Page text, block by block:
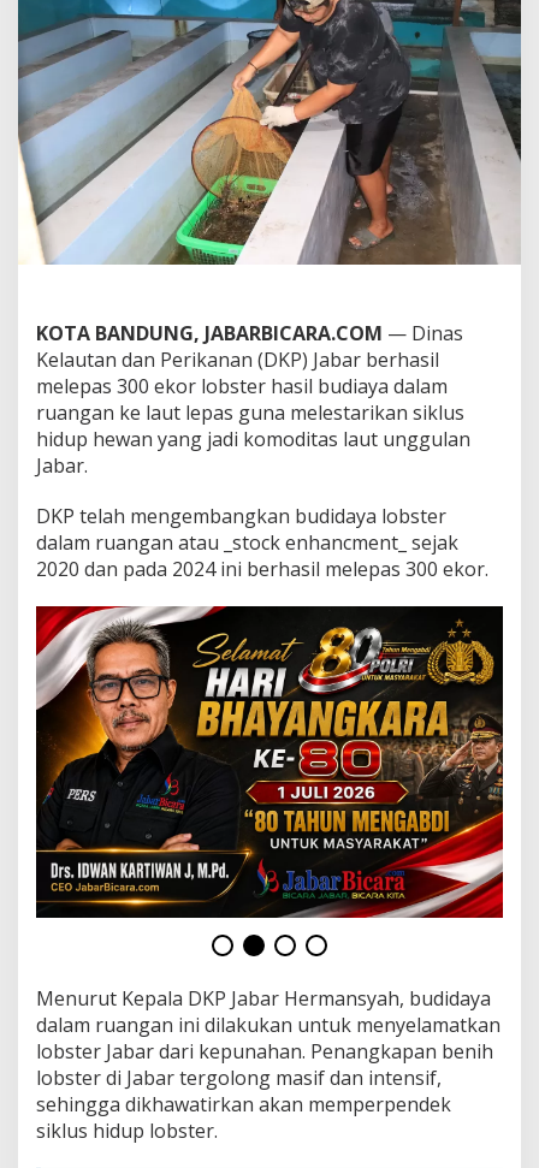
l
L
e
p
a
s
3
0
0
E
k
o
s
t
e
r
a
u
KOTA BANDUNG, JABARBICARA.COM — Dinas
Kelautan dan Perikanan (DKP) Jabar berhasil
melepas 300 ekor lobster hasil budiaya dalam
ruangan ke laut lepas guna melestarikan siklus
hidup hewan yang jadi komoditas laut unggulan
Jabar.
DKP telah mengembangkan budidaya lobster
dalam ruangan atau _stock enhancment_ sejak
2020 dan pada 2024 ini berhasil melepas 300 ekor.
Menurut Kepala DKP Jabar Hermansyah, budidaya
dalam ruangan ini dilakukan untuk menyelamatkan
lobster Jabar dari kepunahan. Penangkapan benih
lobster di Jabar tergolong masif dan intensif,
sehingga dikhawatirkan akan memperpendek
siklus hidup lobster.